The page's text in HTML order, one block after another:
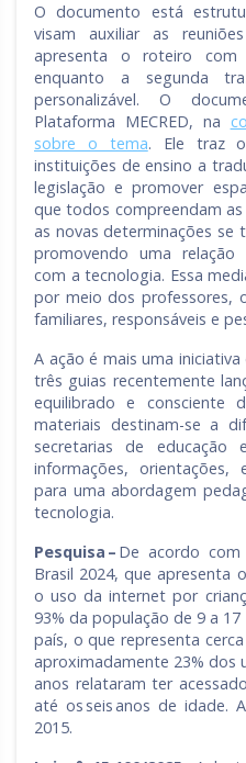
O documento está
visam auxiliar as
apresenta o roteiro com
enquanto a segunda
personalizável. O
Plataforma MECRED, na
sobre o tema. Ele traz
instituições de ensino a
legislação e promover
que todos compreendam
as novas determinações se
promovendo uma relação
com a tecnologia. Essa
por meio dos professores,
familiares, responsáveis e
A ação é mais uma
três guias recentemente
equilibrado e consciente
materiais destinam-se a
secretarias de
informações,
para uma abordagem
tecnologia.
Pesquisa – De acordo
Brasil 2024, que apresenta
o uso da internet por
93% da população de 9 a
país, o que representa
aproximadamente 23% dos
anos relataram ter
até os seis anos de idade.
2015.